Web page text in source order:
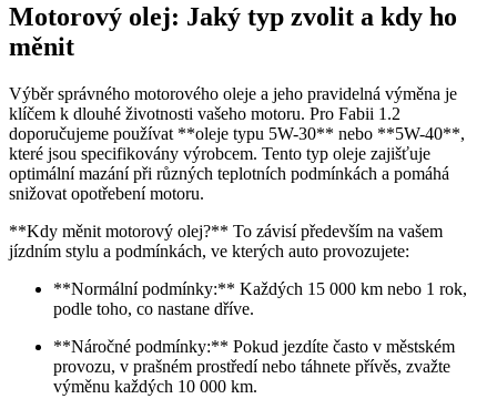
Motorový olej: Jaký typ zvolit a​ kdy ho
měnit
Výběr‍ správného motorového oleje a jeho ⁢pravidelná výměna ⁤je
klíčem k dlouhé životnosti vašeho ‍motoru. Pro Fabii ​1.2
⁢doporučujeme používat ⁤**oleje ⁣typu ⁢5W-30** nebo⁣ **5W-40**,
které jsou specifikovány ‌výrobcem. Tento typ ⁤oleje zajišťuje
⁣optimální mazání při ‍různých teplotních podmínkách a ​pomáhá
snižovat⁢ opotřebení⁤ motoru.
**Kdy měnit motorový olej?**⁢ To závisí především na ⁢vašem
jízdním stylu a podmínkách, ve kterých auto⁢ provozujete:
**Normální⁤ podmínky:** ‌Každých⁢ 15 ⁢000 km nebo 1‍ rok,
podle toho, co nastane dříve.
**Náročné podmínky:** Pokud jezdíte často v městském
provozu, v prašném prostředí nebo táhnete přívěs, ‌zvažte
výměnu každých ⁣10 000 km.